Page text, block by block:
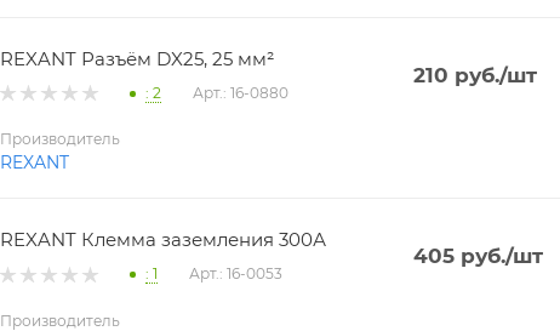
REXANT Разъём DX25, 25 мм²
: 2 Арт.: 16-0880
210 руб./шт
Производитель
REXANT
REXANT Клемма заземления 300А
: 1 Арт.: 16-0053
405руб./шт
Производитель